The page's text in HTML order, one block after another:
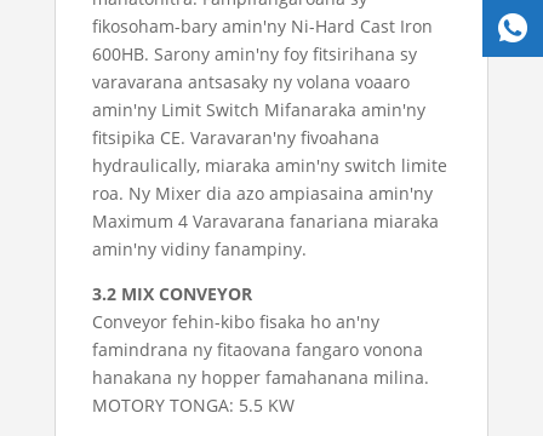
fikosoham-bary amin'ny Ni-Hard Cast Iron
600HB. Sarony amin'ny foy fitsirihana sy
varavarana antsasaky ny volana voaaro
amin'ny Limit Switch Mifanaraka amin'ny
fitsipika CE. Varavaran'ny fivoahana
hydraulically, miaraka amin'ny switch limite
roa. Ny Mixer dia azo ampiasaina amin'ny
Maximum 4 Varavarana fanariana miaraka
amin'ny vidiny fanampiny.
3.2 MIX CONVEYOR
Conveyor fehin-kibo fisaka ho an'ny
famindrana ny fitaovana fangaro vonona
hanakana ny hopper famahanana milina.
MOTORY TONGA: 5.5 KW